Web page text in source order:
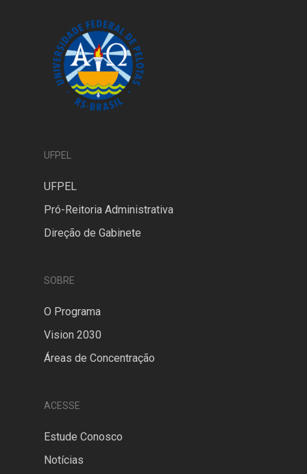
UFPEL
UFPEL
Pró-Reitoria Administrativa
Direção de Gabinete
SOBRE
O Programa
Vision 2030
Áreas de Concentração
ACESSE
Estude Conosco
Notícias